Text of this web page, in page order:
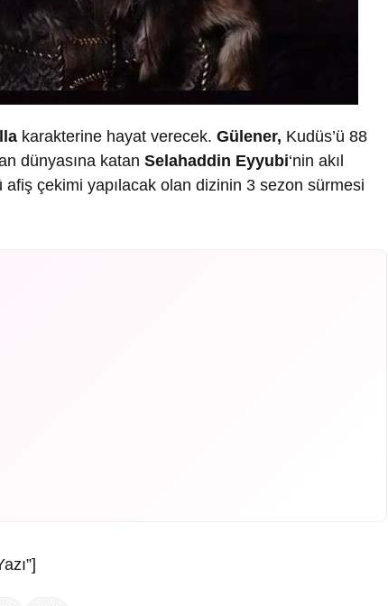
karakterine hayat verecek. Gülener, Kudüs’ü 88
dünyasına katan Selahaddin Eyyubi‘nin akıl
çekimi yapılacak olan dizinin 3 sezon sürmesi